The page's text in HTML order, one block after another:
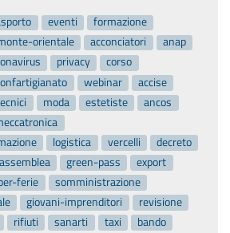
eventi
formazione
orientale
acconciatori
anap
privacy
corso
webinar
accise
moda estetiste
ancos
logistica vercelli
decreto
assemblea green-pass
export
ferie
somministrazione
giovani-imprenditori
revisione
rifiuti sanarti taxi
bando